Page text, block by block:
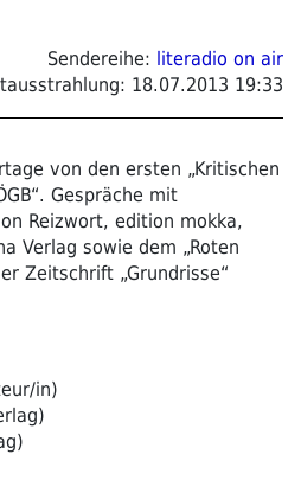
Sendereihe: literadio on air
18.07.2013 19:33
von den ersten „Kritischen
Gespräche mit
Reizwort, edition mokka,
Verlag sowie dem „Roten
Zeitschrift „Grundrisse“
in)